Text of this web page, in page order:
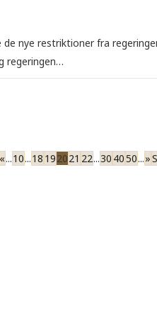
nye restriktioner fra
regeringen…
«...10...18 192021 22...30 4050...»